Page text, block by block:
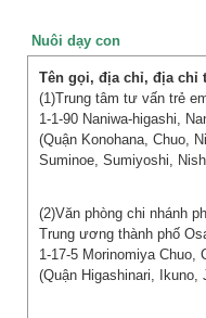
Nuôi dạy con
(1)Trung tâm tư vấn trẻ
1-1-90 Naniwa-higashi,
(Quận Konohana, Chuo,
Suminoe, Sumiyoshi,
(2)Văn phòng chi nhánh
Trung ương thành phố
1-17-5 Morinomiya Chuo,
(Quận Higashinari, Ikuno,